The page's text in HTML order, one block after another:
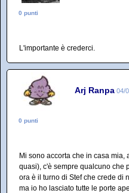
0 punti
L'importante è crederci.
Arj Ranpa 04/
0 punti
Mi sono accorta che in casa
quasi), c'è sempre qualcuno che
ora è il turno di Stef che crede di
ma io ho lasciato tutte le porte